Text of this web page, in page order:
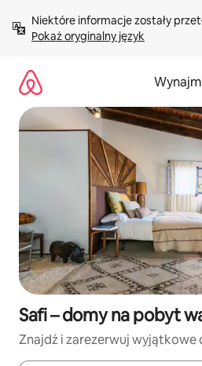
treści Pokaż oryginalny język
Safi – domy na pobyt
Znajdź i zarezerwuj wyjątkowe